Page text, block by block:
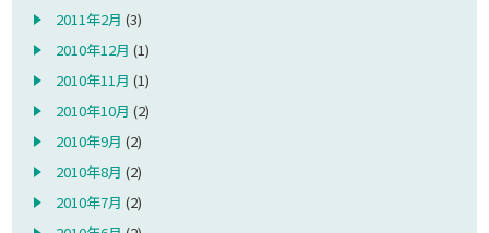
2011年2月 (3)
2010年12月 (1)
2010年11月 (1)
2010年10月 (2)
2010年9月 (2)
2010年8月 (2)
2010年7月 (2)